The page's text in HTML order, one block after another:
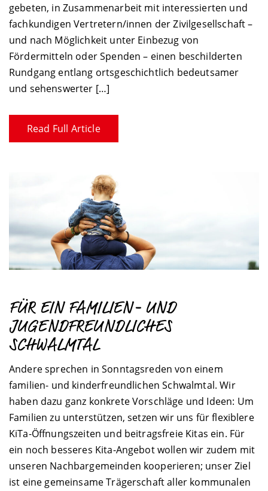
gebeten, in Zusammenarbeit mit interessierten und
fachkundigen Vertretern/innen der Zivilgesellschaft –
und nach Möglichkeit unter Einbezug von
Fördermitteln oder Spenden – einen beschilderten
Rundgang entlang ortsgeschichtlich bedeutsamer
und sehenswerter […]
Read Full Article
FÜR EIN FAMILIEN- UND
JUGENDFREUNDLICHES
SCHWALMTAL
Andere sprechen in Sonntagsreden von einem
familien- und kinderfreundlichen Schwalmtal. Wir
haben dazu ganz konkrete Vorschläge und Ideen: Um
Familien zu unterstützen, setzen wir uns für flexiblere
KiTa-Öffnungszeiten und beitragsfreie Kitas ein. Für
ein noch besseres Kita-Angebot wollen wir zudem mit
unseren Nachbargemeinden kooperieren; unser Ziel
ist eine gemeinsame Trägerschaft aller kommunalen